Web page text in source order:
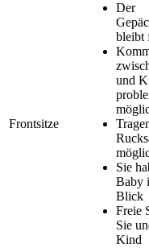
Frontsitze
Der
bleibt
und
Sie
Baby
Blick
Freie
Sie
Kind